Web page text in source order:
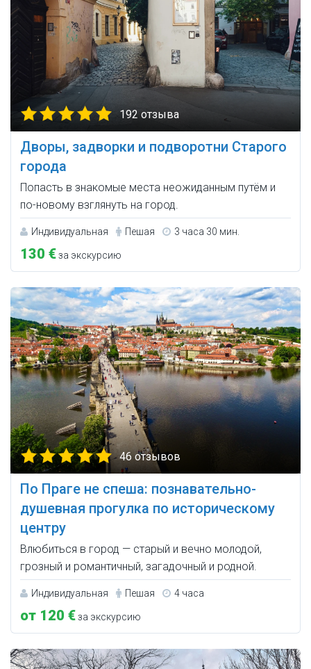
192 отзыва
Дворы, задворки и подворотни Старого
города
Попасть в знакомые места неожиданным путём и
по-новому взглянуть на город.
Индивидуальная Пешая 3 часа 30 мин.
130 €за экскурсию
46 отзывов
По Праге не спеша: познавательно-
душевная прогулка по историческому
центру
Влюбиться в город — старый и вечно молодой,
грозный и романтичный, загадочный и родной.
Индивидуальная Пешая 4 часа
от 120 €за экскурсию